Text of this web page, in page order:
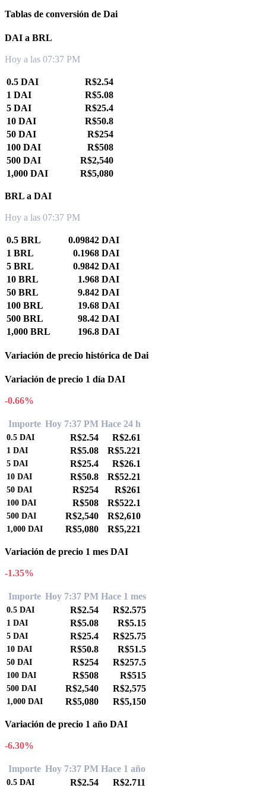
Tablas de conversión de Dai
DAI a BRL
Hoy a las 07:37 PM
0.5 DAI
R$2.54
1 DAI
R$5.08
5 DAI
R$25.4
10 DAI
R$50.8
50 DAI
R$254
100 DAI
R$508
500 DAI
R$2,540
1,000 DAI
R$5,080
BRL a DAI
Hoy a las 07:37 PM
0.5 BRL
0.09842 DAI
1 BRL
0.1968 DAI
5 BRL
0.9842 DAI
10 BRL
1.968 DAI
50 BRL
9.842 DAI
100 BRL
19.68 DAI
500 BRL
98.42 DAI
1,000 BRL
196.8 DAI
Variación de precio histórica de Dai
Variación de precio 1 día DAI
-0.66%
Importe Hoy 7:37 PM Hace 24 h
0.5 DAI R$2.54 R$2.61
1 DAI R$5.08 R$5.221
5 DAI R$25.4 R$26.1
10 DAI R$50.8 R$52.21
50 DAI R$254 R$261
100 DAI R$508 R$522.1
500 DAI R$2,540 R$2,610
1,000 DAI R$5,080 R$5,221
Variación de precio 1 mes DAI
-1.35%
Importe Hoy 7:37 PM Hace 1 mes
0.5 DAI R$2.54 R$2.575
1 DAI R$5.08 R$5.15
5 DAI R$25.4 R$25.75
10 DAI R$50.8 R$51.5
50 DAI R$254 R$257.5
100 DAI R$508 R$515
500 DAI R$2,540 R$2,575
1,000 DAI R$5,080 R$5,150
Variación de precio 1 año DAI
-6.30%
Importe Hoy 7:37 PM Hace 1 año
0.5 DAI R$2.54 R$2.711